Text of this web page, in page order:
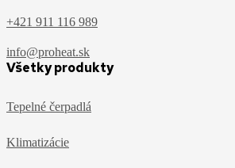
+421 911 116 989
info@proheat.sk
Všetky produkty
Tepelné čerpadlá
Klimatizácie